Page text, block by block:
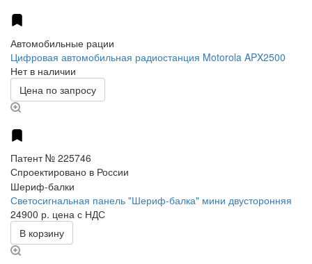
Автомобильные рации
Цифровая автомобильная радиостанция Motorola APX2500
Нет в наличии
Цена по запросу
Патент № 225746
Спроектировано в России
Шериф-балки
Светосигнальная панель "Шериф-балка" мини двусторонняя
24900 р. цена с НДС
В корзину